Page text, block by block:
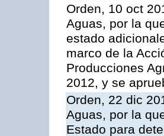
Orden, 10 oct
Aguas, por la
estado
marco de la
Producciones
2012, y se
Orden, 22 dic
Aguas, por la
Estado para